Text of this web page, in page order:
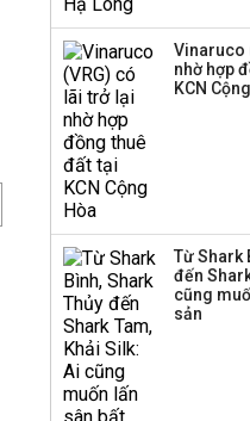
Vinaruco
nhờ hợp
KCN
Từ Shark
đến
cũng
sản